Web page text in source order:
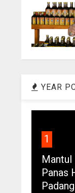
YEAR
1
Mantul
Panas